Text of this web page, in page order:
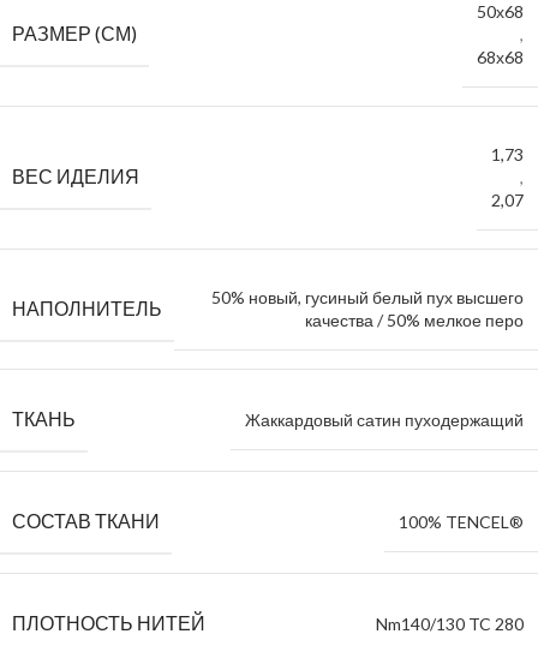
РАЗМЕР (СМ)
50х68
,
68х68
ВЕС ИДЕЛИЯ
1,73
,
2,07
НАПОЛНИТЕЛЬ
50% новый, гусиный белый пух высшего
качества / 50% мелкое перо
ТКАНЬ Жаккардовый сатин пуходержащий
СОСТАВ ТКАНИ 100% TENCEL®
ПЛОТНОСТЬ НИТЕЙ Nm140/130 TC 280